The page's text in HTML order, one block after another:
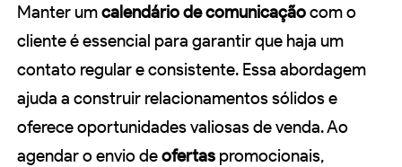
Manter umcalendário de comunicaçãocom o
cliente é essencial para garantir que haja um
contato regular e consistente. Essa abordagem
ajuda a construir relacionamentos sólidos e
oferece oportunidades valiosas de venda. Ao
agendar o envio deofertas promocionais,